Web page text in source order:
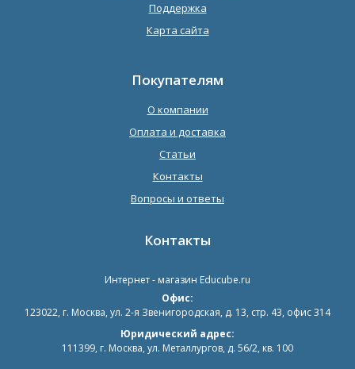
Поддержка
Карта сайта
Покупателям
О компании
Оплата и доставка
Статьи
Контакты
Вопросы и ответы
Контакты
Интернет - магазин Educube.ru
Офис:
123022, г. Москва, ул. 2-я Звенигородская, д. 13, стр. 43, офис 314
Юридический адрес:
111399, г. Москва, ул. Металлургов, д. 56/2, кв. 100